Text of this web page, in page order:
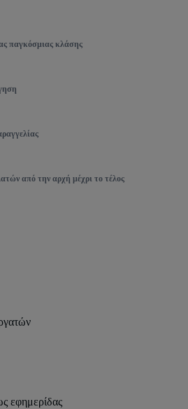
παγκόσμιας κλάσης
από την αρχή μέχρι το τέλος
εφημερίδας